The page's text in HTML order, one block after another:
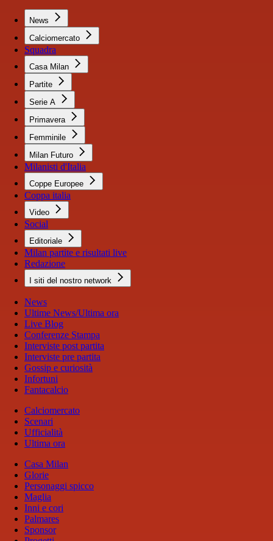
News
Calciomercato
Squadra
Casa Milan
Partite
Serie A
Primavera
Femminile
Milan Futuro
Milanisti d'Italia
Coppe Europee
Coppa italia
Video
Social
Editoriale
Milan partite e risultati live
Redazione
I siti del nostro network
News
Ultime News/Ultima ora
Live Blog
Conferenze Stampa
Interviste post partita
Interviste pre partita
Gossip e curiosità
Infortuni
Fantacalcio
Calciomercato
Scenari
Ufficialità
Ultima ora
Casa Milan
Glorie
Personaggi spicco
Maglia
Inni e cori
Palmares
Sponsor